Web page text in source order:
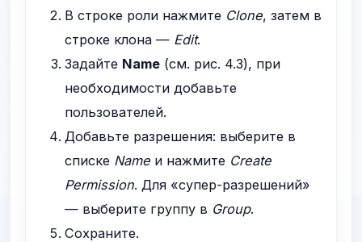
В строке роли нажмите Clone, затем в
строке клона — Edit.
Задайте Name (см. рис. 4.3), при
необходимости добавьте
пользователей.
Добавьте разрешения: выберите в
списке Name и нажмите Create
Permission. Для «супер-разрешений»
— выберите группу в Group.
Сохраните.